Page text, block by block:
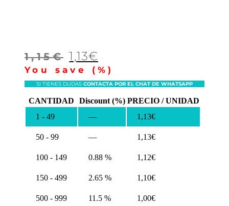
1,15€ Le
prix
initial
était :
1,15€.
1,13€
prix
actuel
est :
1,13€.
You save (%)
SI TIENES DUDAS CONTACTA POR EL CHAT DE WHATSAPP
CANTIDAD Discount (%) PRECIO / UNIDAD
1 - 49
— 1,13€
50 - 99 — 1,13€
100 - 149 0.88 % 1,12€
150 - 499 2.65 % 1,10€
500 - 999 11.5 % 1,00€